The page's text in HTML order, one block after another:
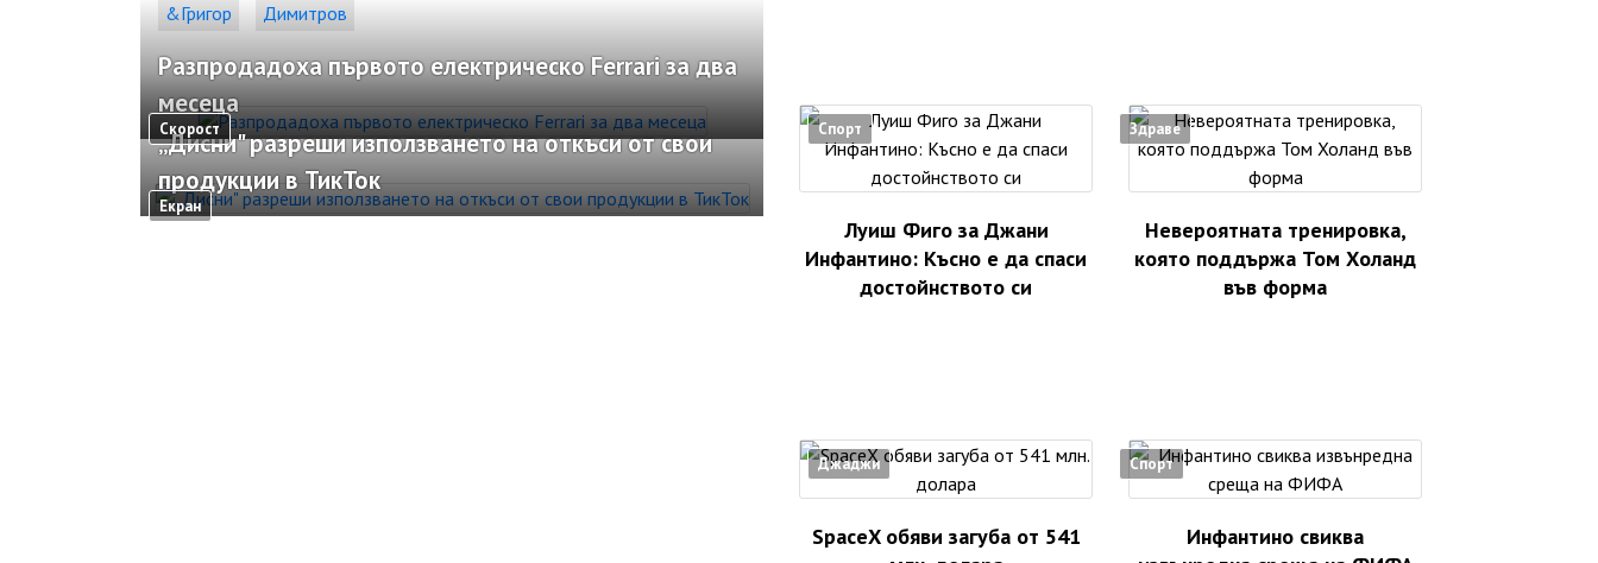
&Григор
Димитров
Скорост
Разпродадоха първото електрическо Ferrari за два
месеца
Екран
„Дисни" разреши използването на откъси от свои
продукции в ТикТок
Спорт
Луиш Фиго за Джани
Инфантино: Късно е да спаси
достойнството си
Здраве
Невероятната тренировка,
която поддържа Том Холанд
във форма
Джаджи
SpaceX обяви загуба от 541
Спорт
Инфантино свиква